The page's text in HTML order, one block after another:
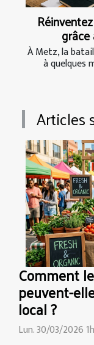
À Metz, la
à quelques
Articles
Comment
peuvent-
local ?
Lun. 30/03/2026 1h